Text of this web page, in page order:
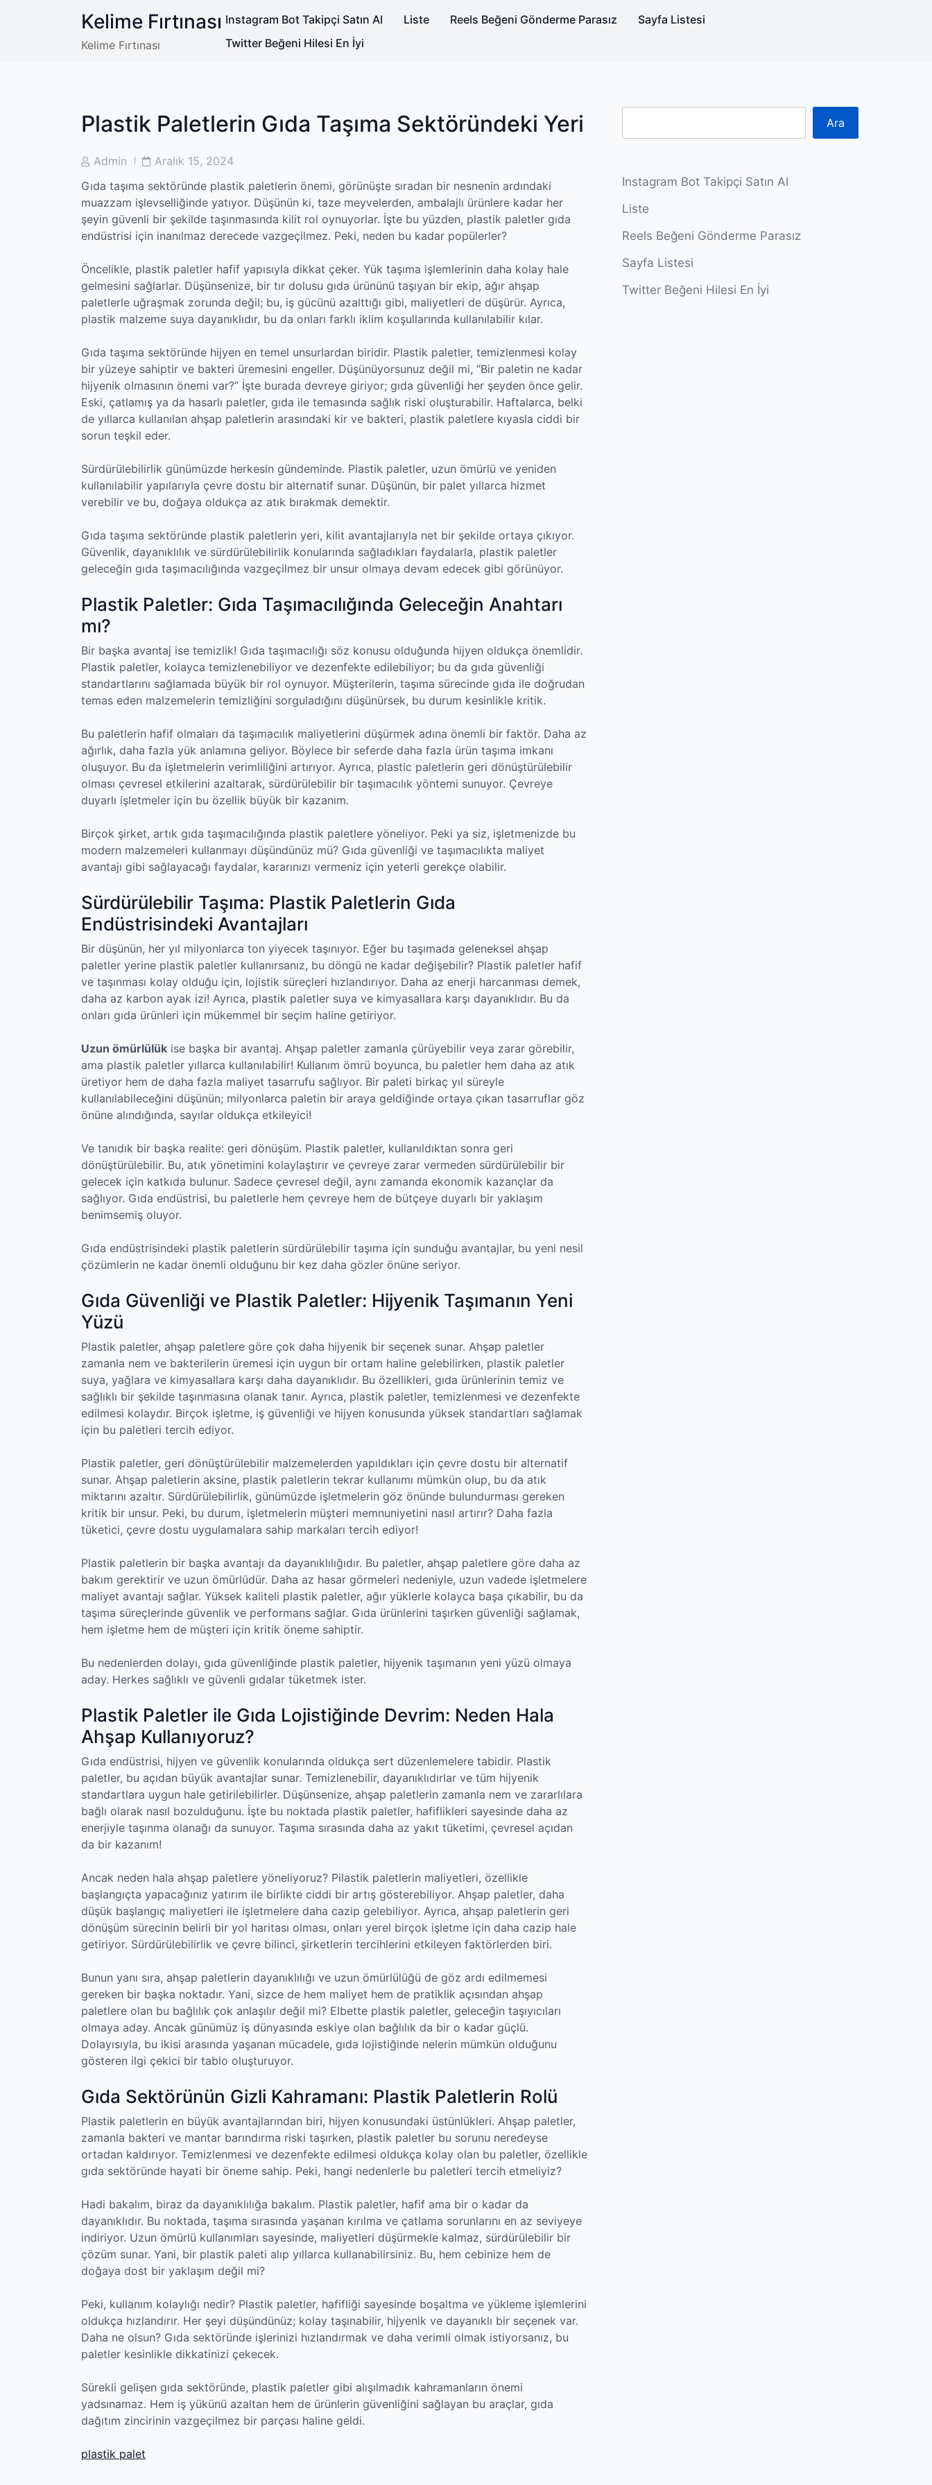
Kelime Fırtınası
Kelime Fırtınası
Instagram Bot Takipçi Satın Al Liste Reels Beğeni Gönderme Parasız
Sayfa Listesi
Twitter Beğeni Hilesi En İyi
Plastik Paletlerin Gıda Taşıma Sektöründeki Yeri
PostAdmin
PostAralık 15, 2024
Gıda taşıma sektöründe plastik paletlerin önemi, görünüşte sıradan bir nesnenin ardındaki
muazzam işlevselliğinde yatıyor. Düşünün ki, taze meyvelerden, ambalajlı ürünlere kadar her
şeyin güvenli bir şekilde taşınmasında kilit rol oynuyorlar. İşte bu yüzden, plastik paletler gıda
endüstrisi için inanılmaz derecede vazgeçilmez. Peki, neden bu kadar popülerler?
Öncelikle, plastik paletler hafif yapısıyla dikkat çeker. Yük taşıma işlemlerinin daha kolay hale
gelmesini sağlarlar. Düşünsenize, bir tır dolusu gıda ürününü taşıyan bir ekip, ağır ahşap
paletlerle uğraşmak zorunda değil; bu, iş gücünü azalttığı gibi, maliyetleri de düşürür. Ayrıca,
plastik malzeme suya dayanıklıdır, bu da onları farklı iklim koşullarında kullanılabilir kılar.
Gıda taşıma sektöründe hijyen en temel unsurlardan biridir. Plastik paletler, temizlenmesi kolay
bir yüzeye sahiptir ve bakteri üremesini engeller. Düşünüyorsunuz değil mi, “Bir paletin ne kadar
hijyenik olmasının önemi var?” İşte burada devreye giriyor; gıda güvenliği her şeyden önce gelir.
Eski, çatlamış ya da hasarlı paletler, gıda ile temasında sağlık riski oluşturabilir. Haftalarca, belki
de yıllarca kullanılan ahşap paletlerin arasındaki kir ve bakteri, plastik paletlere kıyasla ciddi bir
sorun teşkil eder.
Sürdürülebilirlik günümüzde herkesin gündeminde. Plastik paletler, uzun ömürlü ve yeniden
kullanılabilir yapılarıyla çevre dostu bir alternatif sunar. Düşünün, bir palet yıllarca hizmet
verebilir ve bu, doğaya oldukça az atık bırakmak demektir.
Gıda taşıma sektöründe plastik paletlerin yeri, kilit avantajlarıyla net bir şekilde ortaya çıkıyor.
Güvenlik, dayanıklılık ve sürdürülebilirlik konularında sağladıkları faydalarla, plastik paletler
geleceğin gıda taşımacılığında vazgeçilmez bir unsur olmaya devam edecek gibi görünüyor.
Plastik Paletler: Gıda Taşımacılığında Geleceğin Anahtarı
mı?
Bir başka avantaj ise temizlik! Gıda taşımacılığı söz konusu olduğunda hijyen oldukça önemlidir.
Plastik paletler, kolayca temizlenebiliyor ve dezenfekte edilebiliyor; bu da gıda güvenliği
standartlarını sağlamada büyük bir rol oynuyor. Müşterilerin, taşıma sürecinde gıda ile doğrudan
temas eden malzemelerin temizliğini sorguladığını düşünürsek, bu durum kesinlikle kritik.
Bu paletlerin hafif olmaları da taşımacılık maliyetlerini düşürmek adına önemli bir faktör. Daha az
ağırlık, daha fazla yük anlamına geliyor. Böylece bir seferde daha fazla ürün taşıma imkanı
oluşuyor. Bu da işletmelerin verimliliğini artırıyor. Ayrıca, plastic paletlerin geri dönüştürülebilir
olması çevresel etkilerini azaltarak, sürdürülebilir bir taşımacılık yöntemi sunuyor. Çevreye
duyarlı işletmeler için bu özellik büyük bir kazanım.
Birçok şirket, artık gıda taşımacılığında plastik paletlere yöneliyor. Peki ya siz, işletmenizde bu
modern malzemeleri kullanmayı düşündünüz mü? Gıda güvenliği ve taşımacılıkta maliyet
avantajı gibi sağlayacağı faydalar, kararınızı vermeniz için yeterli gerekçe olabilir.
Sürdürülebilir Taşıma: Plastik Paletlerin Gıda
Endüstrisindeki Avantajları
Bir düşünün, her yıl milyonlarca ton yiyecek taşınıyor. Eğer bu taşımada geleneksel ahşap
paletler yerine plastik paletler kullanırsanız, bu döngü ne kadar değişebilir? Plastik paletler hafif
ve taşınması kolay olduğu için, lojistik süreçleri hızlandırıyor. Daha az enerji harcanması demek,
daha az karbon ayak izi! Ayrıca, plastik paletler suya ve kimyasallara karşı dayanıklıdır. Bu da
onları gıda ürünleri için mükemmel bir seçim haline getiriyor.
Uzun ömürlülük ise başka bir avantaj. Ahşap paletler zamanla çürüyebilir veya zarar görebilir,
ama plastik paletler yıllarca kullanılabilir! Kullanım ömrü boyunca, bu paletler hem daha az atık
üretiyor hem de daha fazla maliyet tasarrufu sağlıyor. Bir paleti birkaç yıl süreyle
kullanılabileceğini düşünün; milyonlarca paletin bir araya geldiğinde ortaya çıkan tasarruflar göz
önüne alındığında, sayılar oldukça etkileyici!
Ve tanıdık bir başka realite: geri dönüşüm. Plastik paletler, kullanıldıktan sonra geri
dönüştürülebilir. Bu, atık yönetimini kolaylaştırır ve çevreye zarar vermeden sürdürülebilir bir
gelecek için katkıda bulunur. Sadece çevresel değil, aynı zamanda ekonomik kazançlar da
sağlıyor. Gıda endüstrisi, bu paletlerle hem çevreye hem de bütçeye duyarlı bir yaklaşım
benimsemiş oluyor.
Gıda endüstrisindeki plastik paletlerin sürdürülebilir taşıma için sunduğu avantajlar, bu yeni nesil
çözümlerin ne kadar önemli olduğunu bir kez daha gözler önüne seriyor.
Gıda Güvenliği ve Plastik Paletler: Hijyenik Taşımanın Yeni
Yüzü
Plastik paletler, ahşap paletlere göre çok daha hijyenik bir seçenek sunar. Ahşap paletler
zamanla nem ve bakterilerin üremesi için uygun bir ortam haline gelebilirken, plastik paletler
suya, yağlara ve kimyasallara karşı daha dayanıklıdır. Bu özellikleri, gıda ürünlerinin temiz ve
sağlıklı bir şekilde taşınmasına olanak tanır. Ayrıca, plastik paletler, temizlenmesi ve dezenfekte
edilmesi kolaydır. Birçok işletme, iş güvenliği ve hijyen konusunda yüksek standartları sağlamak
için bu paletleri tercih ediyor.
Plastik paletler, geri dönüştürülebilir malzemelerden yapıldıkları için çevre dostu bir alternatif
sunar. Ahşap paletlerin aksine, plastik paletlerin tekrar kullanımı mümkün olup, bu da atık
miktarını azaltır. Sürdürülebilirlik, günümüzde işletmelerin göz önünde bulundurması gereken
kritik bir unsur. Peki, bu durum, işletmelerin müşteri memnuniyetini nasıl artırır? Daha fazla
tüketici, çevre dostu uygulamalara sahip markaları tercih ediyor!
Plastik paletlerin bir başka avantajı da dayanıklılığıdır. Bu paletler, ahşap paletlere göre daha az
bakım gerektirir ve uzun ömürlüdür. Daha az hasar görmeleri nedeniyle, uzun vadede işletmelere
maliyet avantajı sağlar. Yüksek kaliteli plastik paletler, ağır yüklerle kolayca başa çıkabilir, bu da
taşıma süreçlerinde güvenlik ve performans sağlar. Gıda ürünlerini taşırken güvenliği sağlamak,
hem işletme hem de müşteri için kritik öneme sahiptir.
Bu nedenlerden dolayı, gıda güvenliğinde plastik paletler, hijyenik taşımanın yeni yüzü olmaya
aday. Herkes sağlıklı ve güvenli gıdalar tüketmek ister.
Plastik Paletler ile Gıda Lojistiğinde Devrim: Neden Hala
Ahşap Kullanıyoruz?
Gıda endüstrisi, hijyen ve güvenlik konularında oldukça sert düzenlemelere tabidir. Plastik
paletler, bu açıdan büyük avantajlar sunar. Temizlenebilir, dayanıklıdırlar ve tüm hijyenik
standartlara uygun hale getirilebilirler. Düşünsenize, ahşap paletlerin zamanla nem ve zararlılara
bağlı olarak nasıl bozulduğunu. İşte bu noktada plastik paletler, hafiflikleri sayesinde daha az
enerjiyle taşınma olanağı da sunuyor. Taşıma sırasında daha az yakıt tüketimi, çevresel açıdan
da bir kazanım!
Ancak neden hala ahşap paletlere yöneliyoruz? Pilastik paletlerin maliyetleri, özellikle
başlangıçta yapacağınız yatırım ile birlikte ciddi bir artış gösterebiliyor. Ahşap paletler, daha
düşük başlangıç maliyetleri ile işletmelere daha cazip gelebiliyor. Ayrıca, ahşap paletlerin geri
dönüşüm sürecinin belirli bir yol haritası olması, onları yerel birçok işletme için daha cazip hale
getiriyor. Sürdürülebilirlik ve çevre bilinci, şirketlerin tercihlerini etkileyen faktörlerden biri.
Bunun yanı sıra, ahşap paletlerin dayanıklılığı ve uzun ömürlülüğü de göz ardı edilmemesi
gereken bir başka noktadır. Yani, sizce de hem maliyet hem de pratiklik açısından ahşap
paletlere olan bu bağlılık çok anlaşılır değil mi? Elbette plastik paletler, geleceğin taşıyıcıları
olmaya aday. Ancak günümüz iş dünyasında eskiye olan bağlılık da bir o kadar güçlü.
Dolayısıyla, bu ikisi arasında yaşanan mücadele, gıda lojistiğinde nelerin mümkün olduğunu
gösteren ilgi çekici bir tablo oluşturuyor.
Gıda Sektörünün Gizli Kahramanı: Plastik Paletlerin Rolü
Plastik paletlerin en büyük avantajlarından biri, hijyen konusundaki üstünlükleri. Ahşap paletler,
zamanla bakteri ve mantar barındırma riski taşırken, plastik paletler bu sorunu neredeyse
ortadan kaldırıyor. Temizlenmesi ve dezenfekte edilmesi oldukça kolay olan bu paletler, özellikle
gıda sektöründe hayati bir öneme sahip. Peki, hangi nedenlerle bu paletleri tercih etmeliyiz?
Hadi bakalım, biraz da dayanıklılığa bakalım. Plastik paletler, hafif ama bir o kadar da
dayanıklıdır. Bu noktada, taşıma sırasında yaşanan kırılma ve çatlama sorunlarını en az seviyeye
indiriyor. Uzun ömürlü kullanımları sayesinde, maliyetleri düşürmekle kalmaz, sürdürülebilir bir
çözüm sunar. Yani, bir plastik paleti alıp yıllarca kullanabilirsiniz. Bu, hem cebinize hem de
doğaya dost bir yaklaşım değil mi?
Peki, kullanım kolaylığı nedir? Plastik paletler, hafifliği sayesinde boşaltma ve yükleme işlemlerini
oldukça hızlandırır. Her şeyi düşündünüz; kolay taşınabilir, hijyenik ve dayanıklı bir seçenek var.
Daha ne olsun? Gıda sektöründe işlerinizi hızlandırmak ve daha verimli olmak istiyorsanız, bu
paletler kesinlikle dikkatinizi çekecek.
Sürekli gelişen gıda sektöründe, plastik paletler gibi alışılmadık kahramanların önemi
yadsınamaz. Hem iş yükünü azaltan hem de ürünlerin güvenliğini sağlayan bu araçlar, gıda
dağıtım zincirinin vazgeçilmez bir parçası haline geldi.
plastik palet
Ara
Instagram Bot Takipçi Satın Al
Liste
Reels Beğeni Gönderme Parasız
Sayfa Listesi
Twitter Beğeni Hilesi En İyi